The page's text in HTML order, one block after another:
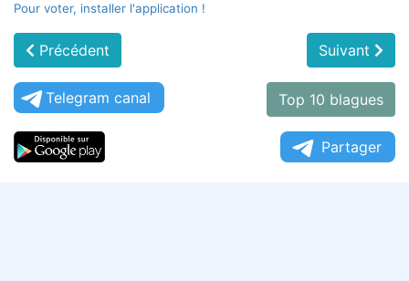
Pour voter, installer l'application !
Précédent Suivant
Telegram canal Top 10 blagues
Partager